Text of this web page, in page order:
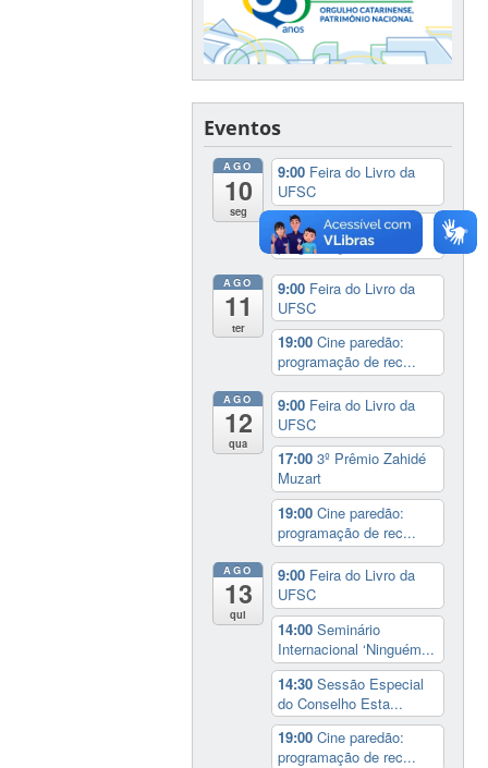
Eventos
AGO
10
seg
9:00 Feira do Livro da
UFSC
19:00 Cine paredão:
programação de rec...
AGO
11
ter
9:00 Feira do Livro da
UFSC
19:00Cine paredão:
programação de rec...
AGO
12
qua
9:00 Feira do Livro da
UFSC
17:003º Prêmio Zahidé
Muzart
19:00Cine paredão:
programação de rec...
AGO
13
qui
9:00 Feira do Livro da
UFSC
14:00Seminário
Internacional ‘Ninguém...
14:30Sessão Especial
do Conselho Esta...
19:00Cine paredão:
programação de rec...